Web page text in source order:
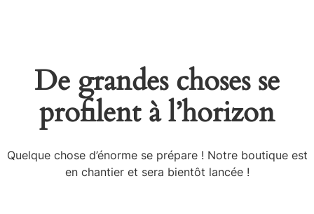
De grandes choses se
profilent à l’horizon
Quelque chose d’énorme se prépare ! Notre boutique est
en chantier et sera bientôt lancée !